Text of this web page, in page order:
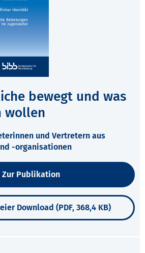
bewegt und was
wollen
und Vertretern aus
-organisationen
Zur Publikation
Download (PDF, 368,4 KB)